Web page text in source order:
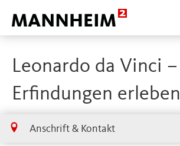
Leonardo da Vinci –
Erfindungen erleben
Anschrift & Kontakt